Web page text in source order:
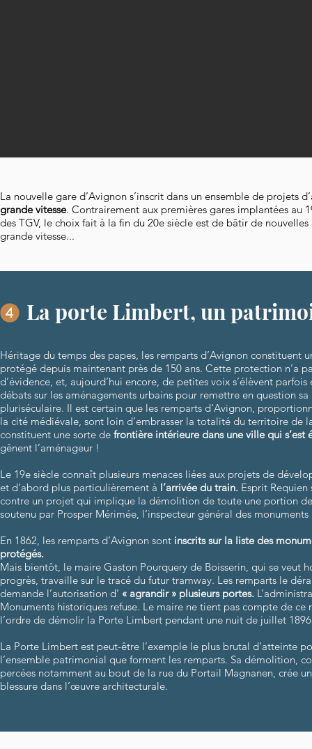
La nouvelle gare d’Avignon s’inscrit dans un ensemble de projets
grande vitesse. Contrairement aux premières gares implantées au
des TGV, le choix fait à la fin du 20e siècle est de bâtir de
grande vitesse...
La porte Limbert, un
Héritage du temps des papes, les remparts d’Avignon constituent
protégé depuis maintenant près de 150 ans. Cette protection n’a
d’évidence, et, aujourd’hui encore, de petites voix s’élèvent parfois
débats sur les aménagements urbains pour remettre en question sa
pluriséculaire. Il est certain que les remparts d’Avignon,
la cité médiévale, sont loin d’embrasser la totalité du territoire de
constituent une sorte de frontière intérieure dans une ville qui s’est
gênent l’aménageur !
Le 19e siècle connaît plusieurs menaces liées aux projets de
et d’abord plus particulièrement à l’arrivée du train. Esprit Requien
contre un projet qui implique la démolition de toute une portion de
soutenu par Prosper Mérimée, l’inspecteur général des
En 1862, les remparts d’Avignon sont inscrits sur la liste des
protégés.
Mais bientôt, le maire Gaston Pourquery de Boisserin, qui se veut
progrès, travaille sur le tracé du futur tramway. Les remparts le
demande l’autorisation d’ « agrandir » plusieurs portes.
Monuments historiques refuse. Le maire ne tient pas compte de ce
l’ordre de démolir la Porte Limbert pendant une nuit de juillet
La Porte Limbert est peut-être l’exemple le plus brutal d’atteinte
l’ensemble patrimonial que forment les remparts. Sa démolition,
percées notamment au bout de la rue du Portail Magnanen, crée
blessure dans l’œuvre architecturale.